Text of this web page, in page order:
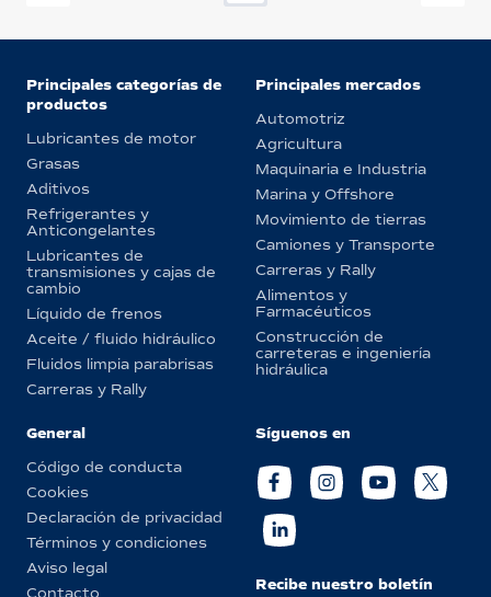
Principales categorías de
productos
Lubricantes de motor
Grasas
Aditivos
Refrigerantes y
Anticongelantes
Lubricantes de
transmisiones y cajas de
cambio
Líquido de frenos
Aceite / fluido hidráulico
Fluidos limpia parabrisas
Carreras y Rally
Principales mercados
Automotriz
Agricultura
Maquinaria e Industria
Marina y Offshore
Movimiento de tierras
Camiones y Transporte
Carreras y Rally
Alimentos y
Farmacéuticos
Construcción de
carreteras e ingeniería
hidráulica
General
Código de conducta
Cookies
Declaración de privacidad
Términos y condiciones
Aviso legal
Contacto
Síguenos en
Recibe nuestro boletín